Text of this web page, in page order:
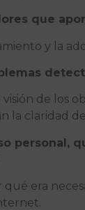
que
y la
visión de los
la claridad
personal,
qué era